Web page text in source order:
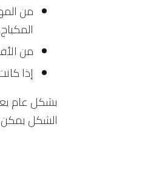
من
المكياج.
من
إذا
بشكل عام
الشكل يمكن